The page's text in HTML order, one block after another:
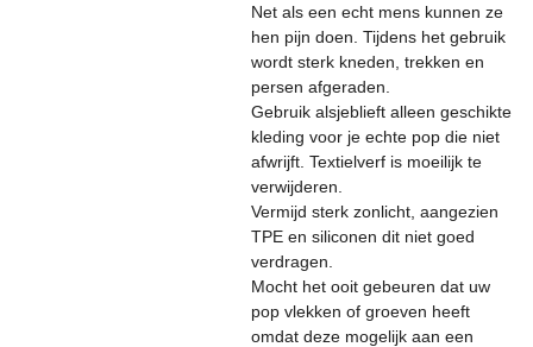
Net als een echt mens kunnen ze
hen pijn doen. Tijdens het gebruik
wordt sterk kneden, trekken en
persen afgeraden.
Gebruik alsjeblieft alleen geschikte
kleding voor je echte pop die niet
afwrijft. Textielverf is moeilijk te
verwijderen.
Vermijd sterk zonlicht, aangezien
TPE en siliconen dit niet goed
verdragen.
Mocht het ooit gebeuren dat uw
pop vlekken of groeven heeft
omdat deze mogelijk aan een